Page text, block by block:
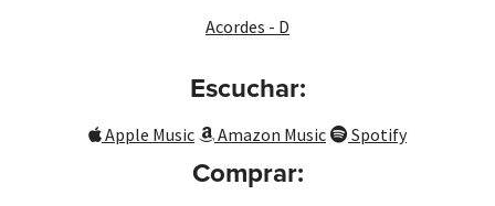
Acordes - D
Escuchar:
Apple Music Amazon Music Spotify
Comprar: